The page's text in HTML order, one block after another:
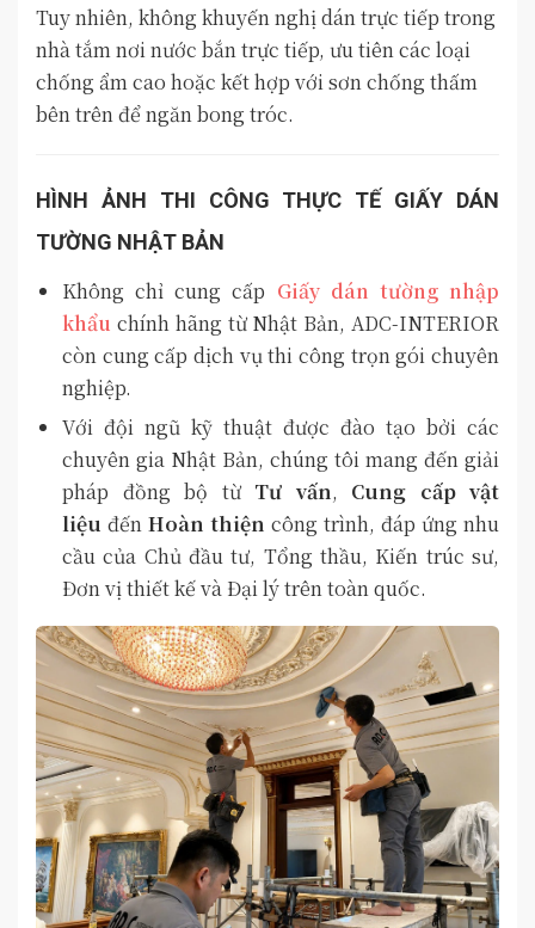
Tuy nhiên, không khuyến nghị dán trực tiếp trong
nhà tắm nơi nước bắn trực tiếp, ưu tiên các loại
chống ẩm cao hoặc kết hợp với sơn chống thấm
bên trên để ngăn bong tróc.
HÌNH ẢNH THI CÔNG THỰC TẾ GIẤY DÁN
TƯỜNG NHẬT BẢN
Không chỉ cung cấp Giấy dán tường nhập
khẩu chính hãng từ Nhật Bản, ADC-INTERIOR
còn cung cấp dịch vụ thi công trọn gói chuyên
nghiệp.
Với đội ngũ kỹ thuật được đào tạo bởi các
chuyên gia Nhật Bản, chúng tôi mang đến giải
pháp đồng bộ từ Tư vấn, Cung cấp vật
liệu đến Hoàn thiện công trình, đáp ứng nhu
cầu của Chủ đầu tư, Tổng thầu, Kiến trúc sư,
Đơn vị thiết kế và Đại lý trên toàn quốc.